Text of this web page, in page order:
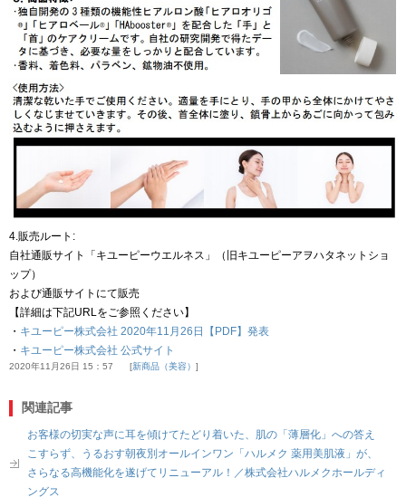
4.販売ルート:
自社通販サイト「キユーピーウエルネス」（旧キユーピーアヲハタネットショ
ップ）
および通販サイトにて販売
【詳細は下記URLをご参照ください】
・ キユーピー株式会社 2020年11月26日【PDF】発表
・ キユーピー株式会社 公式サイト
2020年11月26日 15：57 新商品（美容）
関連記事
お客様の切実な声に耳を傾けてたどり着いた、肌の「薄層化」への答え
こすらず、うるおす朝夜別オールインワン「ハルメク 薬用美肌液」が、
さらなる高機能化を遂げてリニューアル！／株式会社ハルメクホールディ
ングス